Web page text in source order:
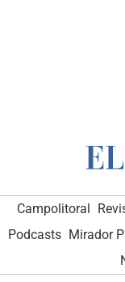
Campolitoral
Podcasts Mirador